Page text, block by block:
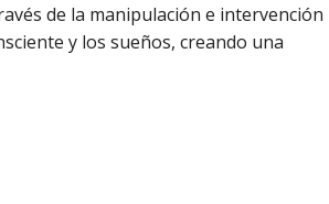
de la manipulación e intervención
y los sueños, creando una